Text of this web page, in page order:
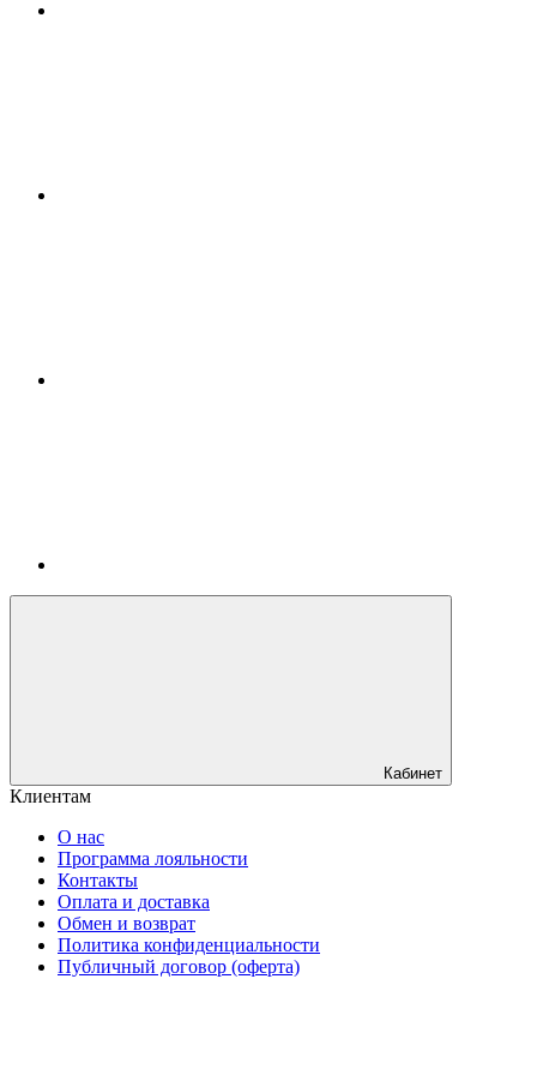
Кабинет
Клиентам
О нас
Программа лояльности
Контакты
Оплата и доставка
Обмен и возврат
Политика конфиденциальности
Публичный договор (оферта)